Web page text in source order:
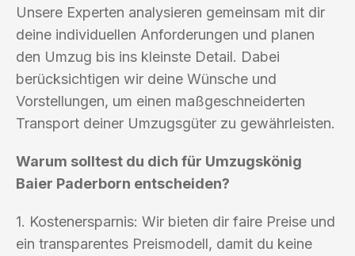
Unsere Experten analysieren gemeinsam mit dir
deine individuellen Anforderungen und planen
den Umzug bis ins kleinste Detail. Dabei
berücksichtigen wir deine Wünsche und
Vorstellungen, um einen maßgeschneiderten
Transport deiner Umzugsgüter zu gewährleisten.
Warum solltest du dich für Umzugskönig
Baier Paderborn entscheiden?
1. Kostenersparnis: Wir bieten dir faire Preise und
ein transparentes Preismodell, damit du keine